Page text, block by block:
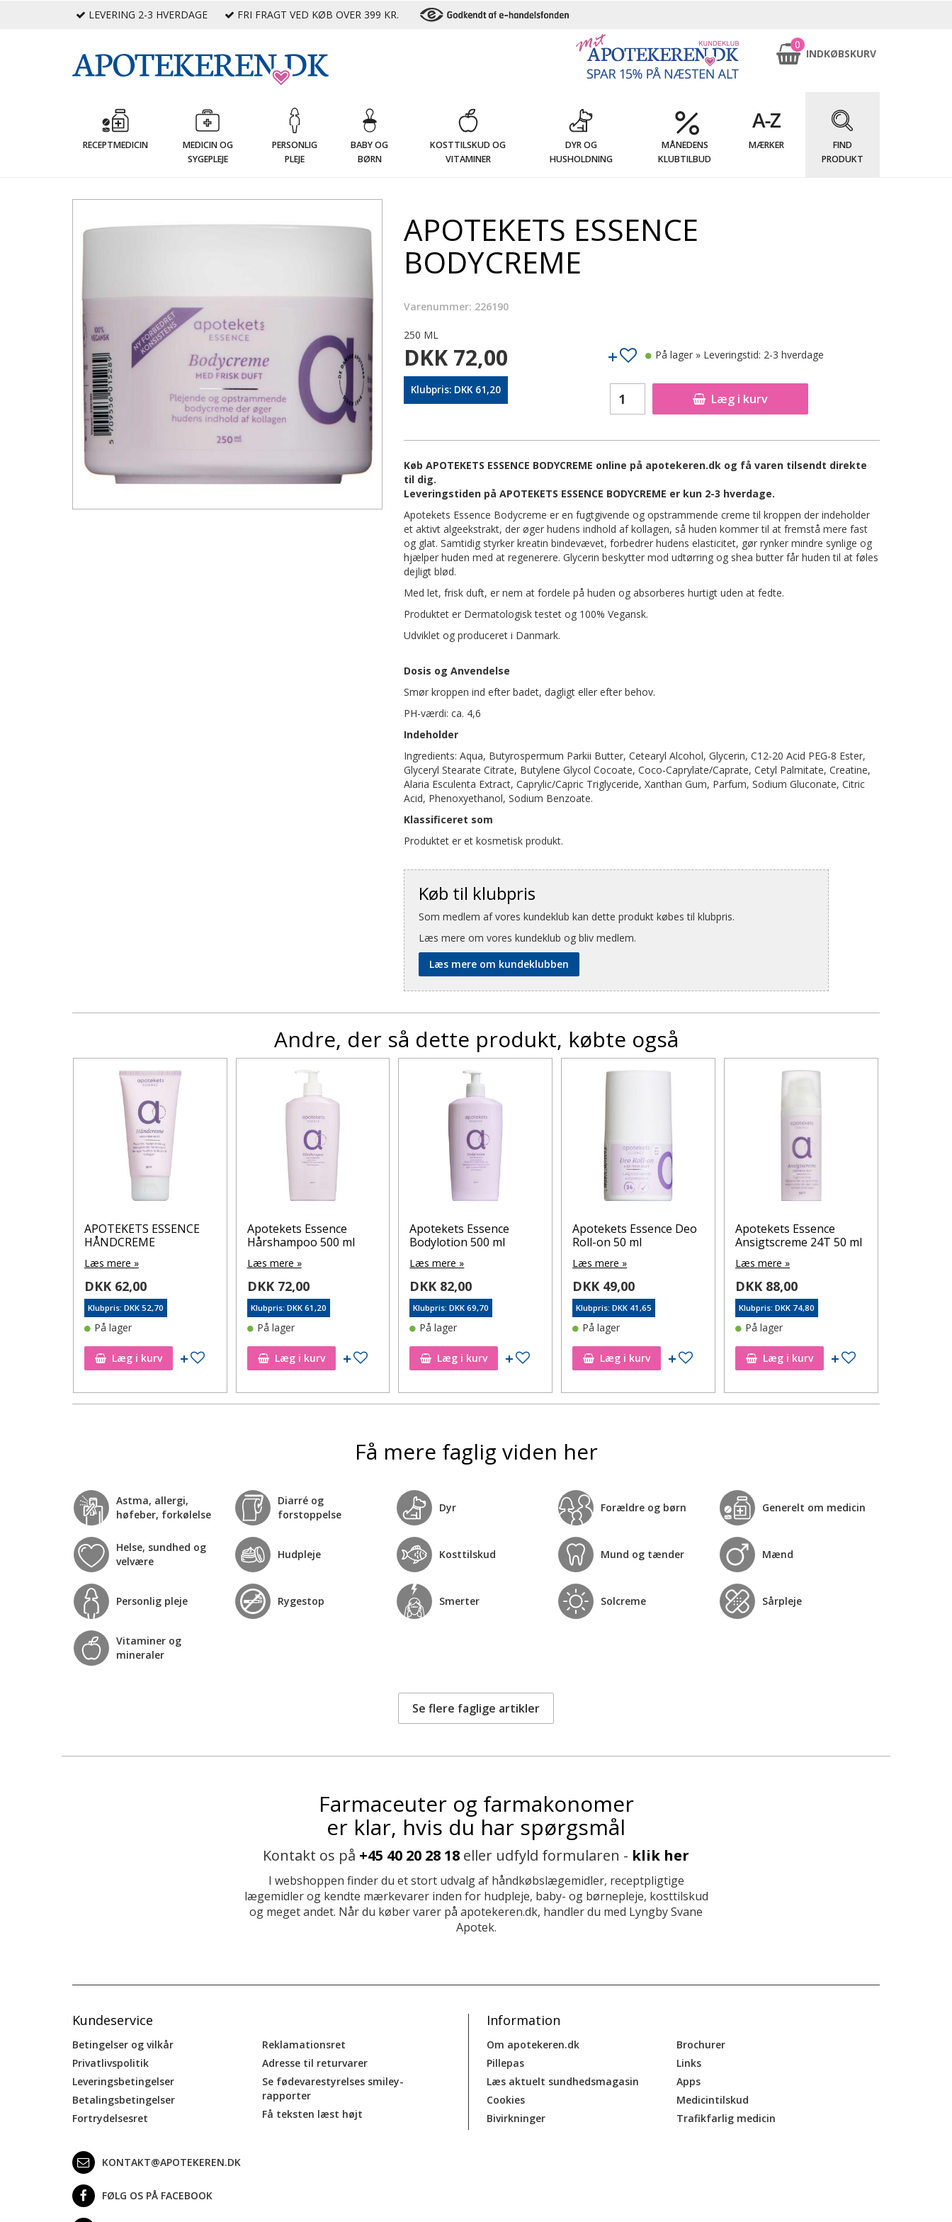
LEVERING 2-3 HVERDAGE FRI FRAGT VED KØB OVER 399 KR.
0
INDKØBSKURV
RECEPTMEDICIN
MEDICIN OG
SYGEPLEJE
PERSONLIG
PLEJE
BABY OG
BØRN
KOSTTILSKUD OG
VITAMINER
DYR OG
HUSHOLDNING
MÅNEDENS
KLUBTILBUD
MÆRKER
FIND
PRODUKT
APOTEKETS ESSENCE
BODYCREME
Varenummer: 226190
250 ML
DKK 72,00
Klubpris: DKK 61,20
Læg i kurv
På lager » Leveringstid: 2-3 hverdage
Køb APOTEKETS ESSENCE BODYCREME online på apotekeren.dk og få varen tilsendt direkte
til dig.
Leveringstiden på APOTEKETS ESSENCE BODYCREME er kun 2-3 hverdage.
Apotekets Essence Bodycreme er en fugtgivende og opstrammende creme til kroppen der indeholder
et aktivt algeekstrakt, der øger hudens indhold af kollagen, så huden kommer til at fremstå mere fast
og glat. Samtidig styrker kreatin bindevævet, forbedrer hudens elasticitet, gør rynker mindre synlige og
hjælper huden med at regenerere. Glycerin beskytter mod udtørring og shea butter får huden til at føles
dejligt blød.
Med let, frisk duft, er nem at fordele på huden og absorberes hurtigt uden at fedte.
Produktet er Dermatologisk testet og 100% Vegansk.
Udviklet og produceret i Danmark.
Dosis og Anvendelse
Smør kroppen ind efter badet, dagligt eller efter behov.
PH-værdi: ca. 4,6
Indeholder
Ingredients: Aqua, Butyrospermum Parkii Butter, Cetearyl Alcohol, Glycerin, C12-20 Acid PEG-8 Ester,
Glyceryl Stearate Citrate, Butylene Glycol Cocoate, Coco-Caprylate/Caprate, Cetyl Palmitate, Creatine,
Alaria Esculenta Extract, Caprylic/Capric Triglyceride, Xanthan Gum, Parfum, Sodium Gluconate, Citric
Acid, Phenoxyethanol, Sodium Benzoate.
Klassificeret som
Produktet er et kosmetisk produkt.
Køb til klubpris
Som medlem af vores kundeklub kan dette produkt købes til klubpris.
Læs mere om vores kundeklub og bliv medlem.
Læs mere om kundeklubben
Andre, der så dette produkt, købte også
Tilføj til ønskeseddel
APOTEKETS ESSENCE
HÅNDCREME
Læs mere »
DKK 62,00
Klubpris: DKK 52,70
På lager
Læg i kurv Tilføj til ønskeseddel
Apotekets Essence
Hårshampoo 500 ml
Læs mere »
DKK 72,00
Klubpris: DKK 61,20
På lager
Læg i kurv Tilføj til ønskeseddel
Apotekets Essence
Bodylotion 500 ml
Læs mere »
DKK 82,00
Klubpris: DKK 69,70
På lager
Læg i kurv Tilføj til ønskeseddel
Apotekets Essence Deo
Roll-on 50 ml
Læs mere »
DKK 49,00
Klubpris: DKK 41,65
På lager
Læg i kurv Tilføj til ønskeseddel
Apotekets Essence
Ansigtscreme 24T 50 ml
Læs mere »
DKK 88,00
Klubpris: DKK 74,80
På lager
Læg i kurv Tilføj til ønskeseddel
Få mere faglig viden her
Astma, allergi,
høfeber, forkølelse
Diarré og
forstoppelse
Dyr Forældre og børn Generelt om medicin
Helse, sundhed og
velvære
Hudpleje Kosttilskud Mund og tænder Mænd
Personlig pleje Rygestop Smerter Solcreme Sårpleje
Vitaminer og
mineraler
Se flere faglige artikler
Farmaceuter og farmakonomer
er klar, hvis du har spørgsmål
Kontakt os på +45 40 20 28 18 eller udfyld formularen - klik her
I webshoppen finder du et stort udvalg af håndkøbslægemidler, receptpligtige
lægemidler og kendte mærkevarer inden for hudpleje, baby- og børnepleje, kosttilskud
og meget andet. Når du køber varer på apotekeren.dk, handler du med Lyngby Svane
Apotek.
Kundeservice
Betingelser og vilkår
Privatlivspolitik
Leveringsbetingelser
Betalingsbetingelser
Fortrydelsesret
Reklamationsret
Adresse til returvarer
Se fødevarestyrelses smiley-
rapporter
Få teksten læst højt
Information
Om apotekeren.dk
Pillepas
Læs aktuelt sundhedsmagasin
Cookies
Bivirkninger
Brochurer
Links
Apps
Medicintilskud
Trafikfarlig medicin
KONTAKT@APOTEKEREN.DK
FØLG OS PÅ FACEBOOK